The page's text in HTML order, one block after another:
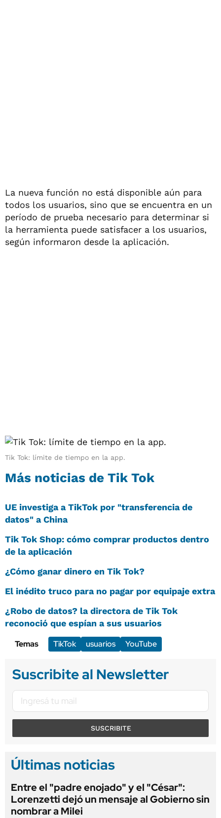
La nueva función no está disponible aún para
todos los usuarios, sino que se encuentra en un
período de prueba necesario para determinar si
la herramienta puede satisfacer a los usuarios,
según informaron desde la aplicación.
Tik Tok: límite de tiempo en la app.
Más noticias de Tik Tok
UE investiga a TikTok por "transferencia de
datos" a China
Tik Tok Shop: cómo comprar productos dentro
de la aplicación
¿Cómo ganar dinero en Tik Tok?
El inédito truco para no pagar por equipaje extra
¿Robo de datos? la directora de Tik Tok
reconoció que espían a sus usuarios
Temas
TikTok usuarios YouTube
Suscribite al Newsletter
SUSCRIBITE
Últimas noticias
Entre el "padre enojado" y el "César":
Lorenzetti dejó un mensaje al Gobierno sin
nombrar a Milei